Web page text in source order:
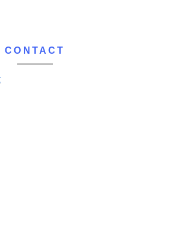
CONTACT